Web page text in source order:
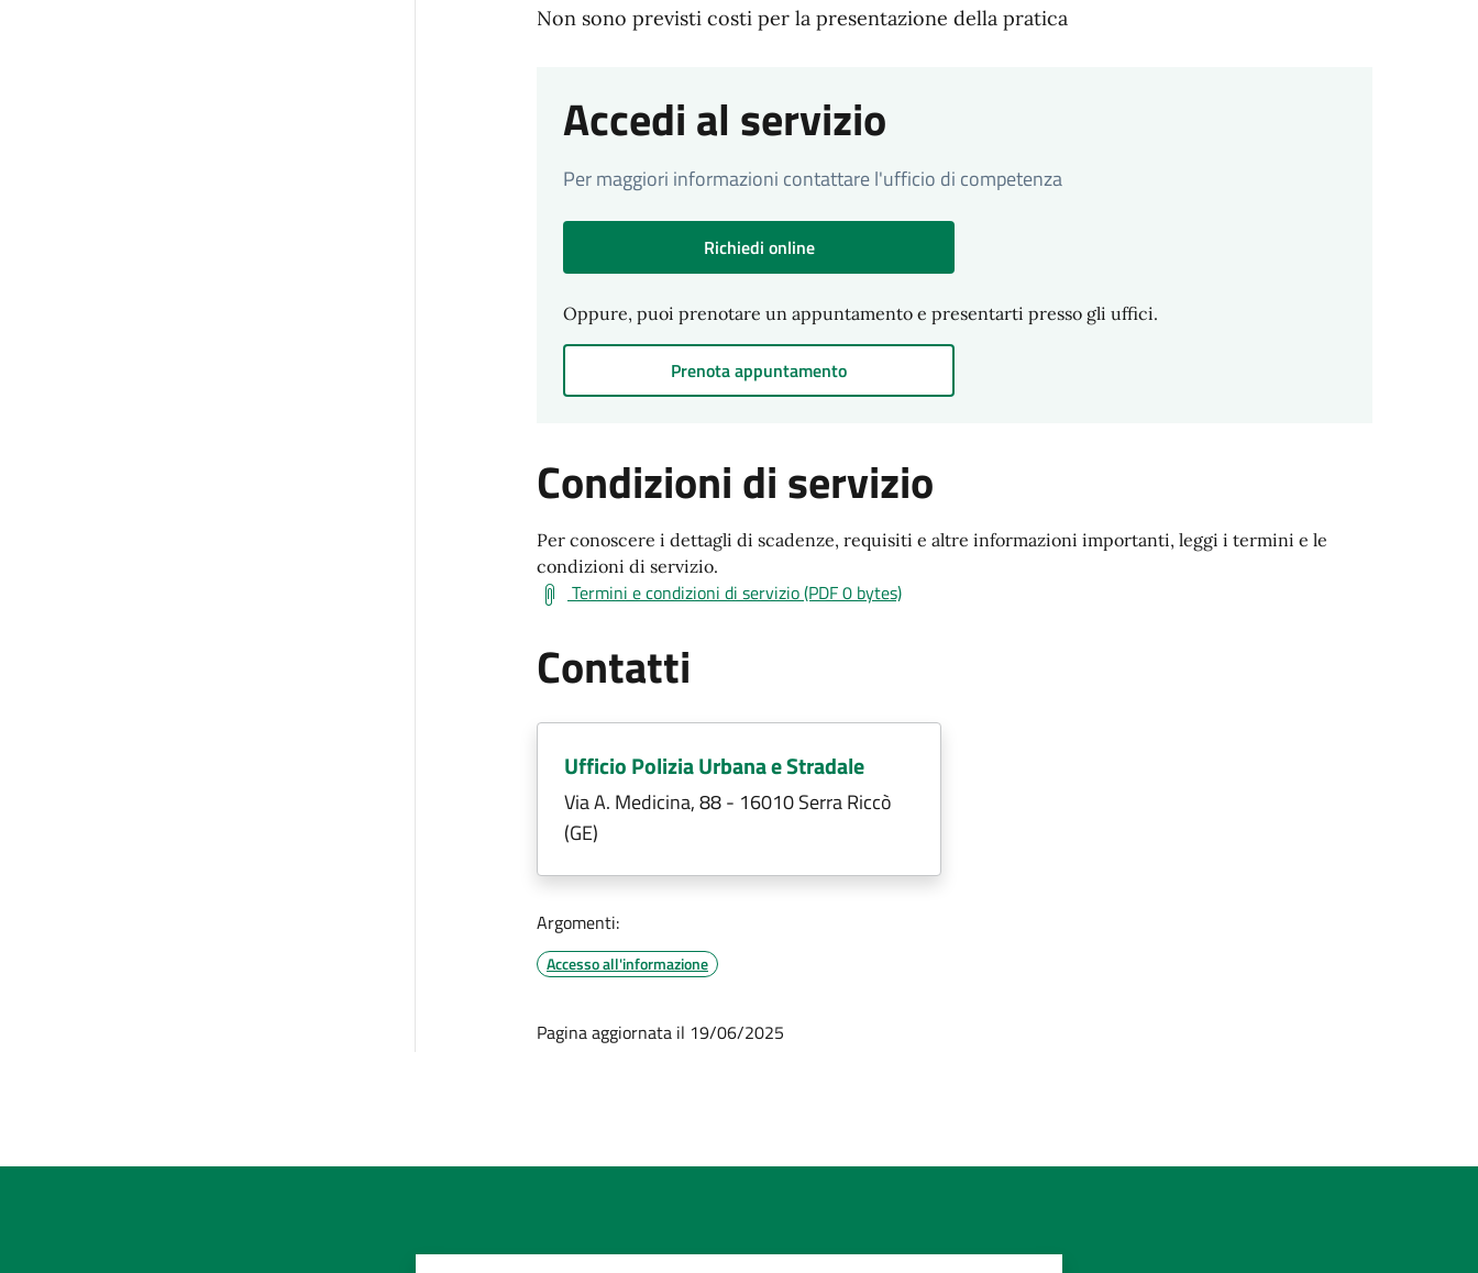
Non sono previsti costi per la presentazione della pratica
Accedi al servizio
Per maggiori informazioni contattare l'ufficio di competenza
Richiedi online
Oppure, puoi prenotare un appuntamento e presentarti presso gli uffici.
Prenota appuntamento
Condizioni di servizio
Per conoscere i dettagli di scadenze, requisiti e altre informazioni importanti, leggi i termini e le
condizioni di servizio.
Termini e condizioni di servizio (PDF 0 bytes)
Contatti
Ufficio Polizia Urbana e Stradale
Via A. Medicina, 88 - 16010 Serra Riccò
(GE)
Argomenti:
Accesso all'informazione
Pagina aggiornata il 19/06/2025